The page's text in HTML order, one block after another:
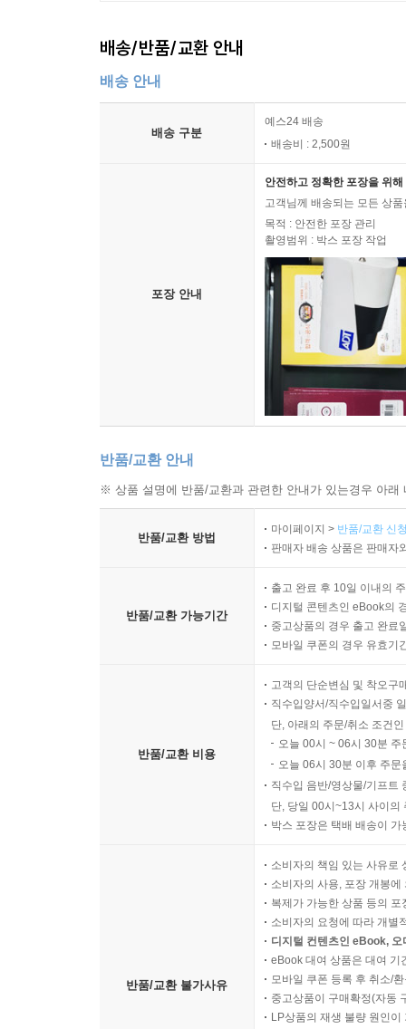
배송/반품/교환 안내
배송 안내
배송 구분
예스24 배송
배송비 : 2,500원
포장 안내
안전하고 정확한 포장을 위
고객님께 배송되는 모든 상
목적 : 안전한 포장 관리
촬영범위 : 박스 포장 작업
반품/교환 안내
※ 상품 설명에 반품/교환과 관련한 안내가 있는경우 아
반품/교환 방법
마이페이지 > 반품/교환 신
판매자 배송 상품은 판매자
반품/교환 가능기간
출고 완료 후 10일 이내의
디지털 콘텐츠인 eBook의
중고상품의 경우 출고 완료
모바일 쿠폰의 경우 유효기
반품/교환 비용
고객의 단순변심 및 착오구
직수입양서/직수입일서중
단, 아래의 주문/취소 조건
오늘 00시 ~ 06시 30분
오늘 06시 30분 이후 주
직수입 음반/영상물/기프트
단, 당일 00시~13시 사이의
박스 포장은 택배 배송이
반품/교환 불가사유
소비자의 책임 있는 사유로
소비자의 사용, 포장 개봉
복제가 가능한 상품 등의
소비자의 요청에 따라 개별
디지털 컨텐츠인 eBook,
eBook 대여 상품은 대여 기
모바일 쿠폰 등록 후 취소/
중고상품이 구매확정(자동
LP상품의 재생 불량 원인